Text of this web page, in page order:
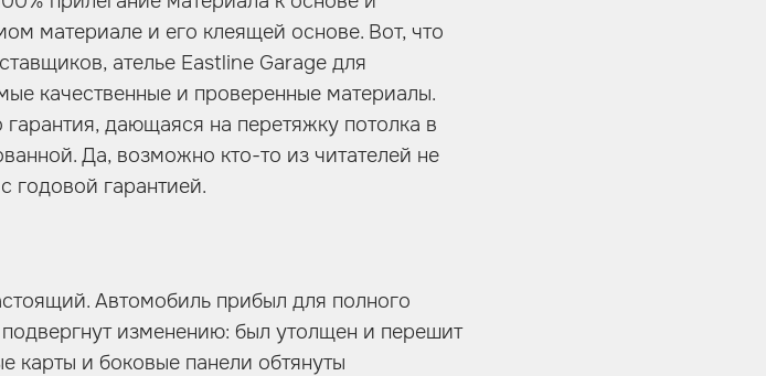
материале и его клеящей основе. Вот, что
ателье Eastline Garage для
качественные и проверенные материалы.
дающаяся на перетяжку потолка в
Да, возможно кто-то из читателей не
годовой гарантией.
Автомобиль прибыл для полного
изменению: был утолщен и перешит
карты и боковые панели обтянуты